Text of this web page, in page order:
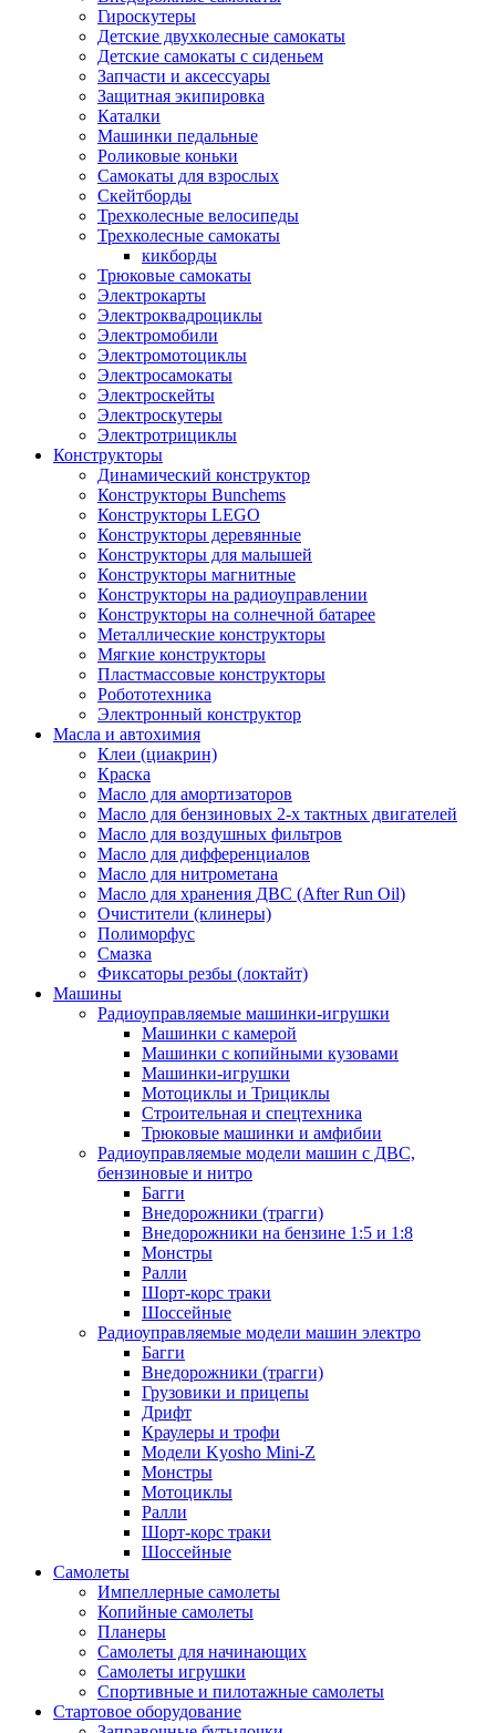
Гироскутеры
Детские двухколесные самокаты
Детские самокаты с сиденьем
Запчасти и аксессуары
Защитная экипировка
Каталки
Машинки педальные
Роликовые коньки
Самокаты для взрослых
Скейтборды
Трехколесные велосипеды
Трехколесные самокаты
кикборды
Трюковые самокаты
Электрокарты
Электроквадроциклы
Электромобили
Электромотоциклы
Электросамокаты
Электроскейты
Электроскутеры
Электротрициклы
Конструкторы
Динамический конструктор
Конструкторы Bunchems
Конструкторы LEGO
Конструкторы деревянные
Конструкторы для малышей
Конструкторы магнитные
Конструкторы на радиоуправлении
Конструкторы на солнечной батарее
Металлические конструкторы
Мягкие конструкторы
Пластмассовые конструкторы
Робототехника
Электронный конструктор
Масла и автохимия
Клеи (циакрин)
Краска
Масло для амортизаторов
Масло для бензиновых 2-х тактных двигателей
Масло для воздушных фильтров
Масло для дифференциалов
Масло для нитрометана
Масло для хранения ДВС (After Run Oil)
Очистители (клинеры)
Полиморфус
Смазка
Фиксаторы резбы (локтайт)
Машины
Радиоуправляемые машинки-игрушки
Машинки с камерой
Машинки с копийными кузовами
Машинки-игрушки
Мотоциклы и Трициклы
Строительная и спецтехника
Трюковые машинки и амфибии
Радиоуправляемые модели машин с ДВС,
бензиновые и нитро
Багги
Внедорожники (трагги)
Внедорожники на бензине 1:5 и 1:8
Монстры
Ралли
Шорт-корс траки
Шоссейные
Радиоуправляемые модели машин электро
Багги
Внедорожники (трагги)
Грузовики и прицепы
Дрифт
Краулеры и трофи
Модели Kyosho Mini-Z
Монстры
Мотоциклы
Ралли
Шорт-корс траки
Шоссейные
Самолеты
Импеллерные самолеты
Копийные самолеты
Планеры
Самолеты для начинающих
Самолеты игрушки
Спортивные и пилотажные самолеты
Стартовое оборудование